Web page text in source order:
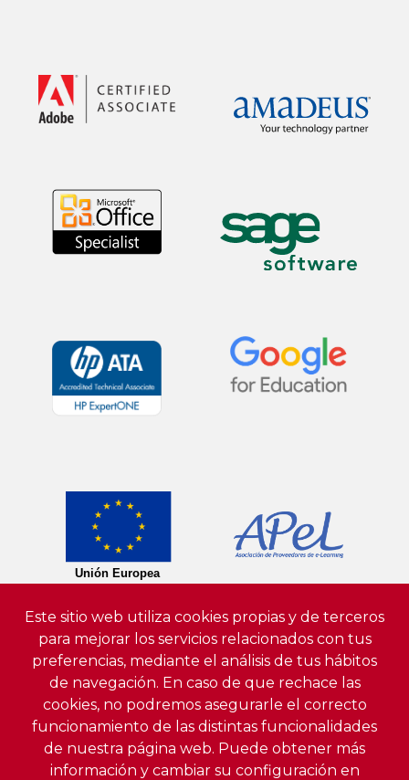
Este sitio web utiliza cookies propias y de terceros
para mejorar los servicios relacionados con tus
preferencias, mediante el análisis de tus hábitos
de navegación. En caso de que rechace las
cookies, no podremos asegurarle el correcto
funcionamiento de las distintas funcionalidades
de nuestra página web. Puede obtener más
información y cambiar su configuración en